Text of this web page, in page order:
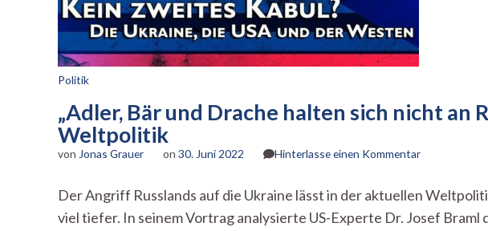
Politik
„Adler, Bär und Drache halten sich nicht an
Weltpolitik
von Jonas Grauer on 30. Juni 2022 Hinterlasse einen Kommentarzu
und
Drache
Der Angriff Russlands auf die Ukraine lässt in der aktuellen
viel tiefer. In seinem Vortrag analysierte US-Experte Dr. Josef